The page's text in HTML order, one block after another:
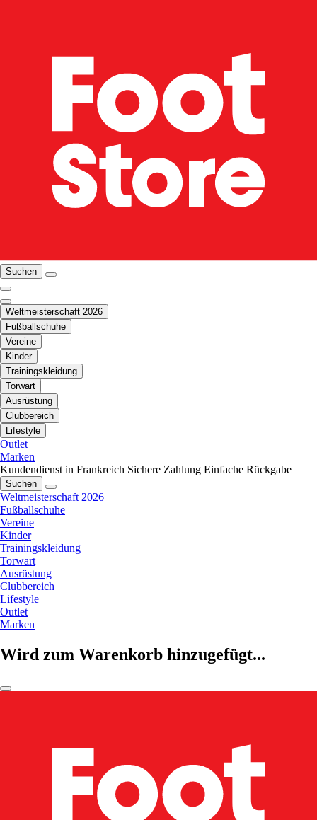
Suchen
Weltmeisterschaft 2026
Fußballschuhe
Vereine
Kinder
Trainingskleidung
Torwart
Ausrüstung
Clubbereich
Lifestyle
Outlet
Marken
Kundendienst in Frankreich Sichere Zahlung Einfache Rückgabe
Suchen
Weltmeisterschaft 2026
Fußballschuhe
Vereine
Kinder
Trainingskleidung
Torwart
Ausrüstung
Clubbereich
Lifestyle
Outlet
Marken
Wird zum Warenkorb hinzugefügt...